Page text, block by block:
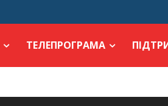
ТЕЛЕПРОГРАМА